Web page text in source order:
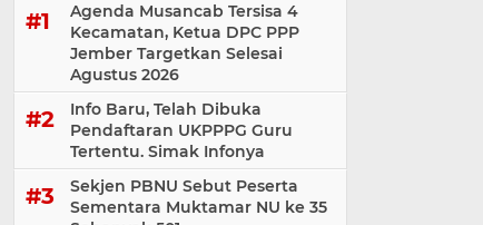
Agenda Musancab Tersisa 4
Kecamatan, Ketua DPC PPP
Jember Targetkan Selesai
Agustus 2026
Info Baru, Telah Dibuka
Pendaftaran UKPPPG Guru
Tertentu. Simak Infonya
Sekjen PBNU Sebut Peserta
Sementara Muktamar NU ke 35